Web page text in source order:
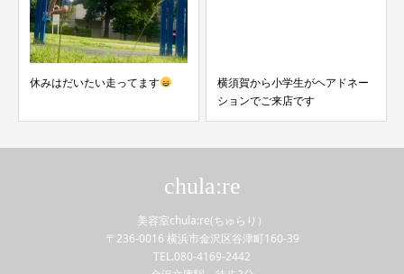
休みはだいたい走ってます
横須賀から小学生がヘアドネー
ションでご来店です
chula:re
美容室chula:re(ちゅらり）
〒236-0016 横浜市金沢区谷津町160-39
TEL.080-4169-2442